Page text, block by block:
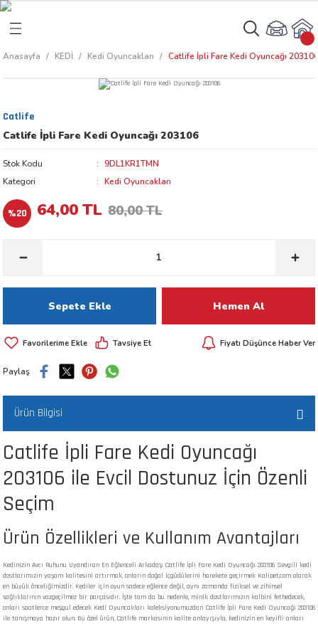
Ürünleri
Ürünleri
ve Kafesleri
Anasayfa KEDİ Kedi Oyuncakları Catlife İpli Fare Kedi Oyuncağı 203106
Catlife
Catlife İpli Fare Kedi Oyuncağı 203106
Stok Kodu
9DL1KR1TMN
Kategori
Kedi Oyuncakları
%20 64,00 TL 80,00 TL
Sepete Ekle Hemen Al
Tavsiye Et Fiyatı Düşünce Haber Ver
Paylaş
Ürün Bilgisi
Catlife İpli Fare Kedi Oyuncağı
203106 ile Evcil Dostunuz İçin Özenli
Seçim
Ürün Özellikleri ve Kullanım Avantajları
Kedinizin Avcı Ruhunu Uyandıran En Eğlenceli Arkadaş: Catlife İpli Fare Kedi Oyuncağı 203106 Sevgili kedi
dostlarımızın yaşam kalitesini artırmak, onların doğal içgüdülerini harekete geçirmek Kalipet.com olarak
en büyük önceliğimizdir. Kediler için oyun sadece eğlence değil, aynı zamanda fiziksel ve zihinsel
sağlıklarının vazgeçilmez bir parçasıdır. İşte tam da bu nedenle, minik dostlarımızın kalbini fethedecek,
onları saatlerce meşgul edecek Kedi Oyuncakları koleksiyonumuzdan Catlife İpli Fare Kedi Oyuncağı 203106
ile tanışmaya hazır olun. Bu özel ürün, Catlife markasının kalite anlayışıyla, kedinizin en keyifli anları